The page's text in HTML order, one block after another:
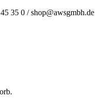
35 0 / shop@awsgmbh.de